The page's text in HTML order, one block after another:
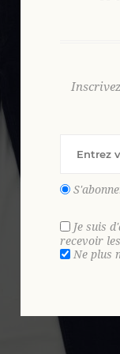
Je suis
recevoir
Ne plus